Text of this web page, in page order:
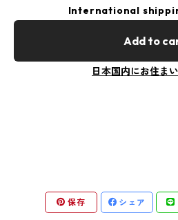
International
Add to
日本国内にお住ま
保存 シェア